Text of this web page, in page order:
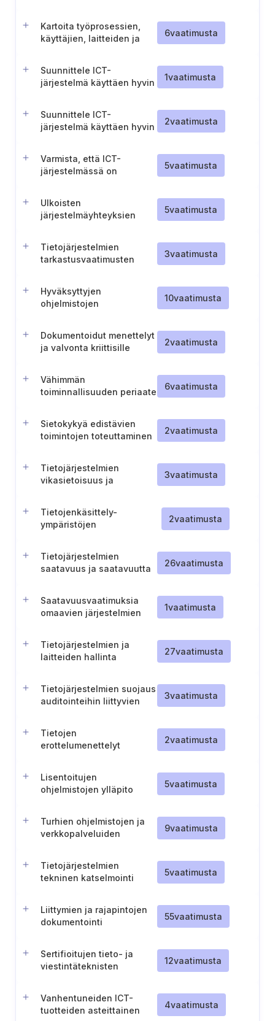
Kartoita työprosessien,
käyttäjien, laitteiden ja
6vaatimusta
Suunnittele ICT-
järjestelmä käyttäen hyvin
1vaatimusta
Suunnittele ICT-
järjestelmä käyttäen hyvin
2vaatimusta
Varmista, että ICT-
järjestelmässä on
5vaatimusta
Ulkoisten
järjestelmäyhteyksien
5vaatimusta
Tietojärjestelmien
tarkastusvaatimusten
3vaatimusta
Hyväksyttyjen
ohjelmistojen
10vaatimusta
Dokumentoidut menettelyt
ja valvonta kriittisille
tietojärjestelmissä
2vaatimusta
Vähimmän
toiminnallisuuden periaate
6vaatimusta
Sietokykyä edistävien
toimintojen toteuttaminen
2vaatimusta
Tietojärjestelmien
vikasietoisuus ja
3vaatimusta
Tietojenkäsittely-
ympäristöjen
2vaatimusta
Tietojärjestelmien
saatavuus ja saatavuutta
26vaatimusta
Saatavuusvaatimuksia
omaavien järjestelmien
1vaatimusta
Tietojärjestelmien ja
laitteiden hallinta
27vaatimusta
Tietojärjestelmien suojaus
auditointeihin liittyvien
3vaatimusta
Tietojen
erottelumenettelyt
2vaatimusta
Lisentoitujen
ohjelmistojen ylläpito
5vaatimusta
Turhien ohjelmistojen ja
verkkopalveluiden
9vaatimusta
Tietojärjestelmien
tekninen katselmointi
5vaatimusta
Liittymien ja rajapintojen
dokumentointi
55vaatimusta
Sertifioitujen tieto- ja
viestintäteknisten
12vaatimusta
Vanhentuneiden ICT-
tuotteiden asteittainen
4vaatimusta